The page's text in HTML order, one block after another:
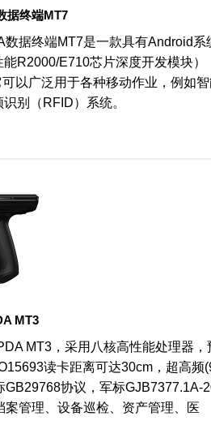
据终端MT7
据终端MT7是一款具有Android
能R2000/E710芯片深度开发模块
以广泛用于各种移动作业，例如
别（RFID）系统。
MT3
MT3，采用八核高性能处理器
读卡距离可达30cm，超高
协议，军标
管理、设备巡检、资产管理、医